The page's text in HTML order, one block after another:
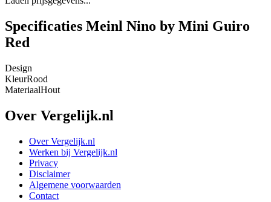
Specificaties Meinl Nino by Mini Guiro
Red
Design
KleurRood
MateriaalHout
Over Vergelijk.nl
Over Vergelijk.nl
Werken bij Vergelijk.nl
Privacy
Disclaimer
Algemene voorwaarden
Contact